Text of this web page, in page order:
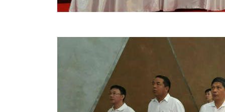
เปลี่ยนแปลงประกาศเชิญชวน
ประกาศขายทอดตลาดทรัพย์สินประจำปี
ประกาศกำหนดอายุการใช้งานของสินทรัพย์ขององ
คู่มือการปฏิบัติงานฝ่ายทะเบียนพัสดุและทรัพย์สิน